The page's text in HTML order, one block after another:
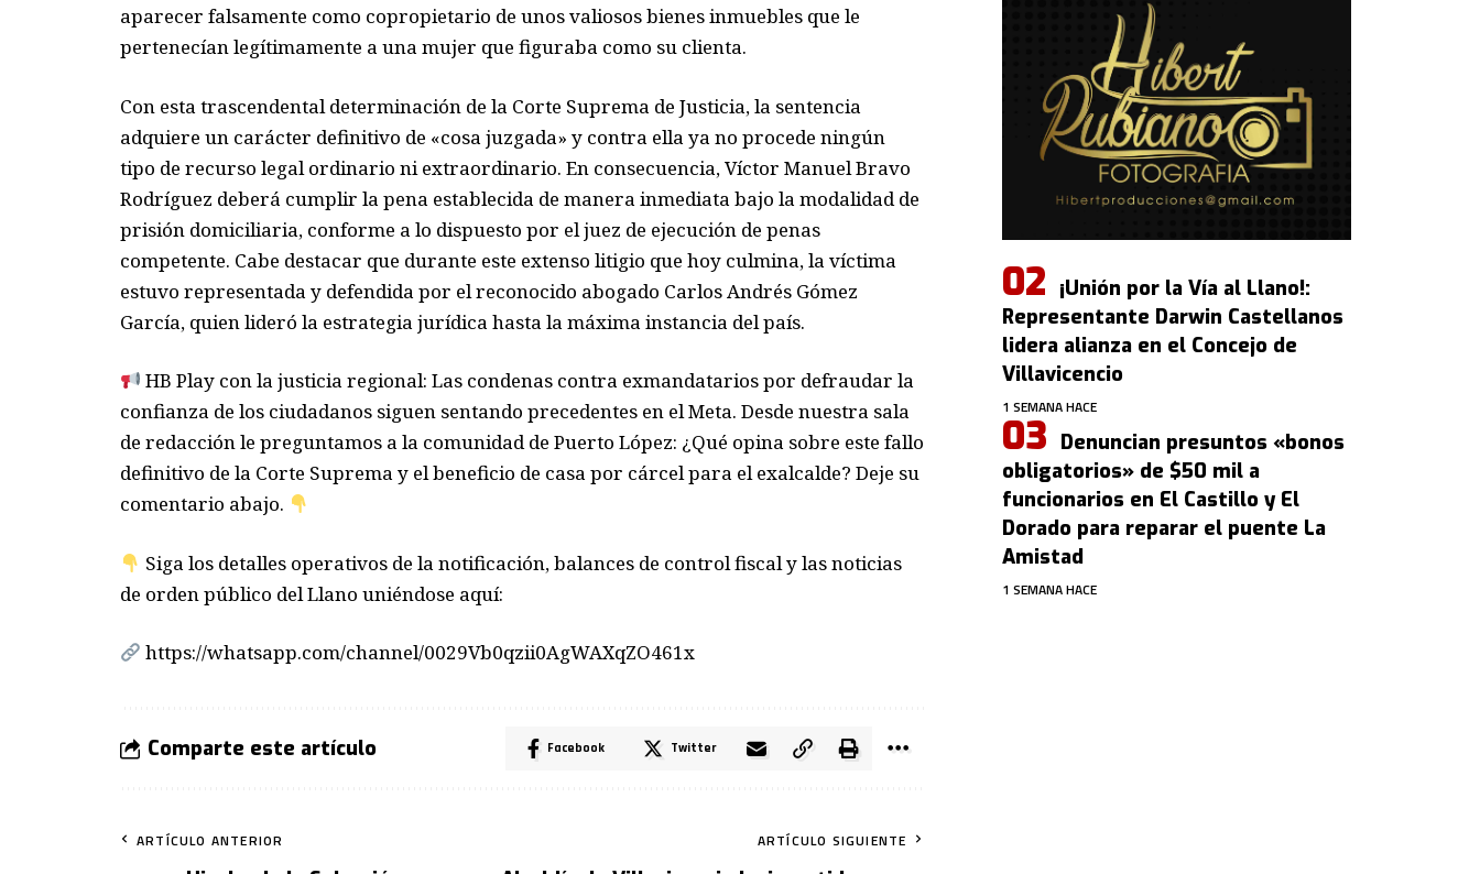
aparecer falsamente como copropietario de unos valiosos bienes inmuebles que le
pertenecían legítimamente a una mujer que figuraba como su clienta.
Con esta trascendental determinación de la Corte Suprema de Justicia, la sentencia
adquiere un carácter definitivo de «cosa juzgada» y contra ella ya no procede ningún
tipo de recurso legal ordinario ni extraordinario. En consecuencia, Víctor Manuel Bravo
Rodríguez deberá cumplir la pena establecida de manera inmediata bajo la modalidad de
prisión domiciliaria, conforme a lo dispuesto por el juez de ejecución de penas
competente. Cabe destacar que durante este extenso litigio que hoy culmina, la víctima
estuvo representada y defendida por el reconocido abogado Carlos Andrés Gómez
García, quien lideró la estrategia jurídica hasta la máxima instancia del país.
HB Play con la justicia regional: Las condenas contra exmandatarios por defraudar la
confianza de los ciudadanos siguen sentando precedentes en el Meta. Desde nuestra sala
de redacción le preguntamos a la comunidad de Puerto López: ¿Qué opina sobre este fallo
definitivo de la Corte Suprema y el beneficio de casa por cárcel para el exalcalde? Deje su
comentario abajo.
Siga los detalles operativos de la notificación, balances de control fiscal y las noticias
de orden público del Llano uniéndose aquí:
https://whatsapp.com/channel/0029Vb0qzii0AgWAXqZO461x
Comparte este artículo Facebook Twitter
ARTÍCULO ANTERIOR ARTÍCULO SIGUIENTE
¡Unión por la Vía al Llano!:
Representante Darwin Castellanos
lidera alianza en el Concejo de
Villavicencio
1 SEMANA HACE
Denuncian presuntos «bonos
obligatorios» de $50 mil a
funcionarios en El Castillo y El
Dorado para reparar el puente La
Amistad
1 SEMANA HACE